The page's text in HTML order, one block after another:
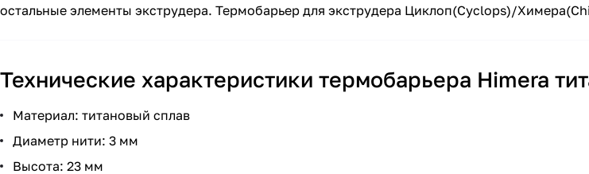
остальные элементы экструдера. Термобарьер для экструдера Циклоп(Cyclops)/
Технические характеристики термобарьера Himera
Материал: титановый сплав
Диаметр нити: 3 мм
Высота: 23 мм